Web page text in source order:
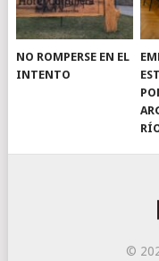
NO ROMPERSE EN EL
INTENTO
©